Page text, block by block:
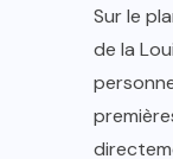
Sur le
de la